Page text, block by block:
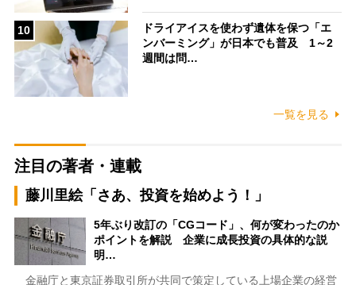
10
ドライアイスを使わず遺体を保つ「エ
ンバーミング」が日本でも普及 1～2
週間は問…
一覧を見る
注目の著者・連載
藤川里絵「さあ、投資を始めよう！」
5年ぶり改訂の「CGコード」、何が変わったのか
ポイントを解説 企業に成長投資の具体的な説
明…
金融庁と東京証券取引所が共同で策定している上場企業の経営